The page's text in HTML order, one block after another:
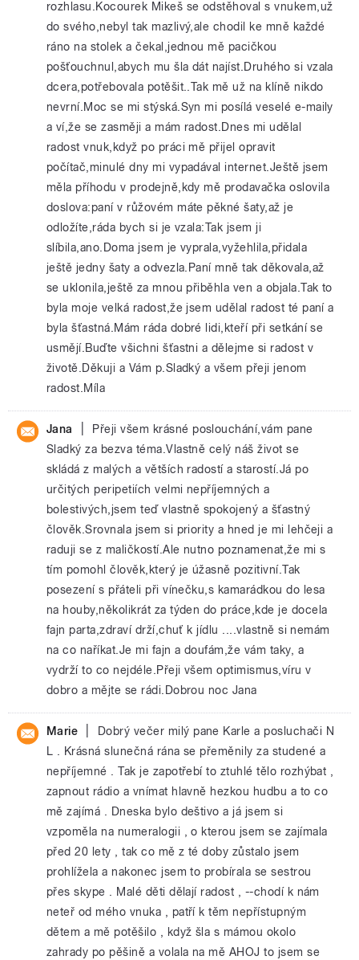
rozhlasu.Kocourek Mikeš se odstěhoval s vnukem,už
do svého,nebyl tak mazlivý,ale chodil ke mně každé
ráno na stolek a čekal,jednou mě pacičkou
pošťouchnul,abych mu šla dát najíst.Druhého si vzala
dcera,potřebovala potěšit..Tak mě už na klíně nikdo
nevrní.Moc se mi stýská.Syn mi posílá veselé e-maily
a ví,že se zasměji a mám radost.Dnes mi udělal
radost vnuk,když po práci mě přijel opravit
počítač,minulé dny mi vypadával internet.Ještě jsem
měla příhodu v prodejně,kdy mě prodavačka oslovila
doslova:paní v růžovém máte pěkné šaty,až je
odložíte,ráda bych si je vzala:Tak jsem ji
slíbila,ano.Doma jsem je vyprala,vyžehlila,přidala
ještě jedny šaty a odvezla.Paní mně tak děkovala,až
se uklonila,ještě za mnou přiběhla ven a objala.Tak to
byla moje velká radost,že jsem udělal radost té paní a
byla šťastná.Mám ráda dobré lidi,kteří při setkání se
usmějí.Buďte všichni šťastni a dělejme si radost v
životě.Děkuji a Vám p.Sladký a všem přeji jenom
radost.Míla
Jana
Přeji všem krásné poslouchání,vám pane
Sladký za bezva téma.Vlastně celý náš život se
skládá z malých a větších radostí a starostí.Já po
určitých peripetiích velmi nepříjemných a
bolestivých,jsem teď vlastně spokojený a šťastný
člověk.Srovnala jsem si priority a hned je mi lehčeji a
raduji se z maličkostí.Ale nutno poznamenat,že mi s
tím pomohl člověk,který je úžasně pozitivní.Tak
posezení s přáteli při vínečku,s kamarádkou do lesa
na houby,několikrát za týden do práce,kde je docela
fajn parta,zdraví drží,chuť k jídlu ....vlastně si nemám
na co naříkat.Je mi fajn a doufám,že vám taky, a
vydrží to co nejdéle.Přeji všem optimismus,víru v
dobro a mějte se rádi.Dobrou noc Jana
Marie
Dobrý večer milý pane Karle a posluchači N
L . Krásná slunečná rána se přeměnily za studené a
nepříjemné . Tak je zapotřebí to ztuhlé tělo rozhýbat ,
zapnout rádio a vnímat hlavně hezkou hudbu a to co
mě zajímá . Dneska bylo deštivo a já jsem si
vzpoměla na numeralogii , o kterou jsem se zajímala
před 20 lety , tak co mě z té doby zůstalo jsem
prohlížela a nakonec jsem to probírala se sestrou
přes skype . Malé děti dělají radost , --chodí k nám
neteř od mého vnuka , patří k těm nepřístupným
dětem a mě potěšilo , když šla s mámou okolo
zahrady po pěšině a volala na mě AHOJ to jsem se